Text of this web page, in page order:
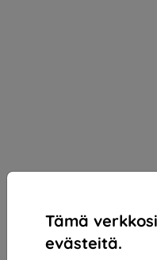
Tämä
evästeitä.